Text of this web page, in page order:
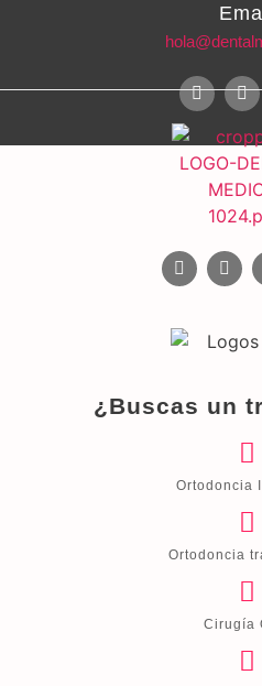
¿Buscas un
Ortodoncia
Ortodoncia
Cirugía